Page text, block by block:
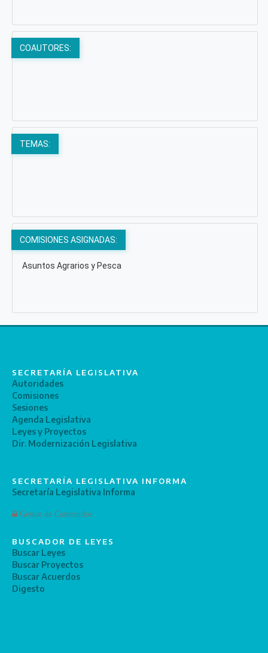
COAUTORES:
TEMAS:
COMISIONES ASIGNADAS:
Asuntos Agrarios y Pesca
SECRETARÍA LEGISLATIVA
Autoridades
Comisiones
Sesiones
Agenda Legislativa
Leyes y Proyectos
Dir. Modernización Legislativa
SECRETARÍA LEGISLATIVA INFORMA
Secretaría Legislativa Informa
Gestor de Contenidos
BUSCADOR DE LEYES
Buscar Leyes
Buscar Proyectos
Buscar Acuerdos
Digesto